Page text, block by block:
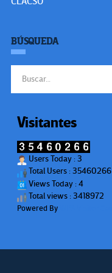
BÚSQUEDA
Visitantes
Users Today : 3
Total Users : 35460266
Views Today : 4
Total views : 3418972
Powered By